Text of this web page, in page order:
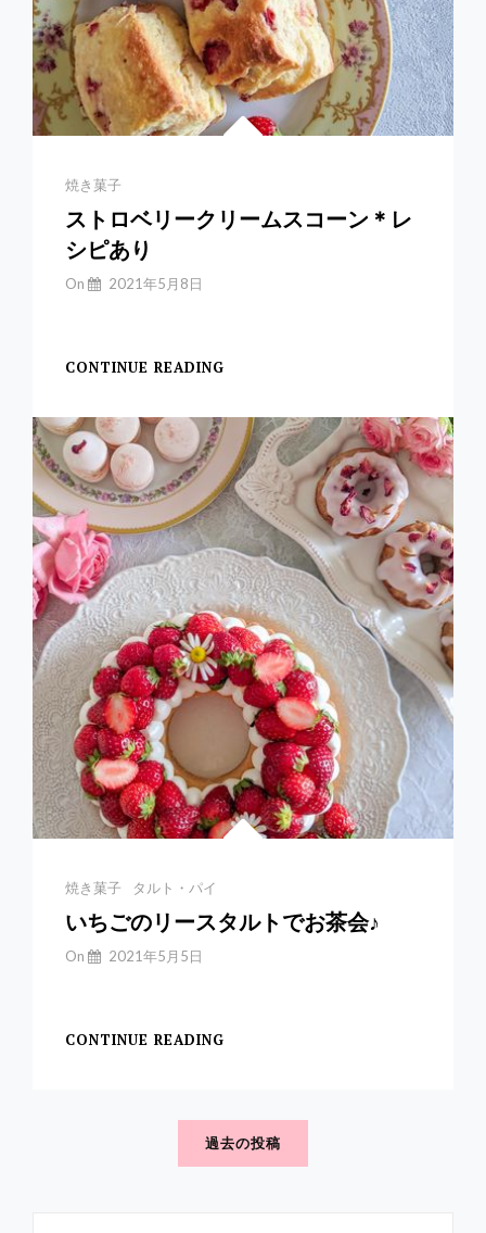
フ
＊
レ
シ
ピ
あ
Categories
焼き菓子
ストロベリークリームスコーン＊レ
シピあり
By
On 2021年5月8日
CONTINUE READING
ロ
リ
ー
ク
ー
ム
ス
コ
ー
ン
＊
レ
あ
り
Categories
焼き菓子 タルト・パイ
いちごのリースタルトでお茶会♪
By
On 2021年5月5日
CONTINUE READING
リ
ー
過去の投稿